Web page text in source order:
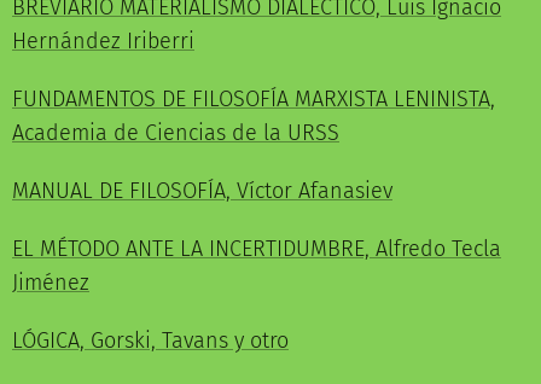
BREVIARIO MATERIALISMO DIALÉCTICO, Luis Ignacio
Hernández Iriberri
FUNDAMENTOS DE FILOSOFÍA MARXISTA LENINISTA,
Academia de Ciencias de la URSS
MANUAL DE FILOSOFÍA, Víctor Afanasiev
EL MÉTODO ANTE LA INCERTIDUMBRE, Alfredo Tecla
Jiménez
LÓGICA, Gorski, Tavans y otro